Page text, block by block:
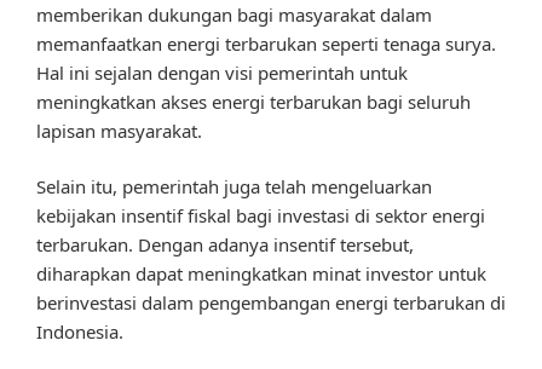
memberikan dukungan bagi masyarakat dalam
memanfaatkan energi terbarukan seperti tenaga surya.
Hal ini sejalan dengan visi pemerintah untuk
meningkatkan akses energi terbarukan bagi seluruh
lapisan masyarakat.
Selain itu, pemerintah juga telah mengeluarkan
kebijakan insentif fiskal bagi investasi di sektor energi
terbarukan. Dengan adanya insentif tersebut,
diharapkan dapat meningkatkan minat investor untuk
berinvestasi dalam pengembangan energi terbarukan di
Indonesia.